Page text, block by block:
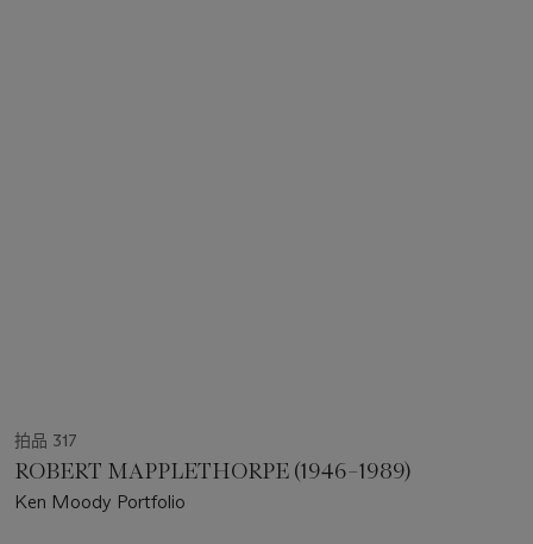
拍品 317
ROBERT MAPPLETHORPE (1946–1989)
Ken Moody Portfolio